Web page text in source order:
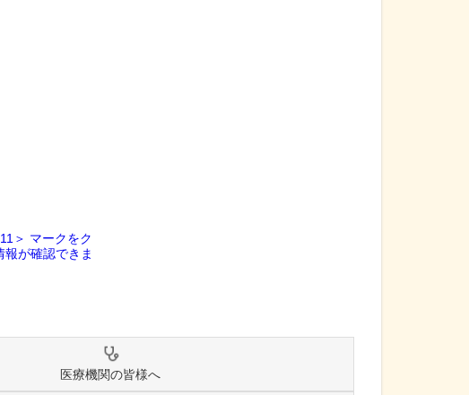
医療機関の皆様へ